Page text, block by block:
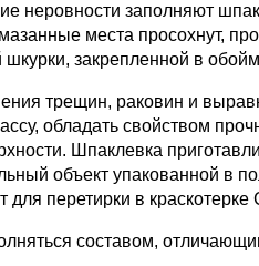
неровности заполняют
места просохнут,
закрепленной в
трещин, раковин и
обладать свойством
Шпаклевка
объект упакованной в
для перетирки в
составом,